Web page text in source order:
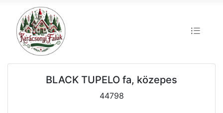
BLACK TUPELO fa, közepes
44798